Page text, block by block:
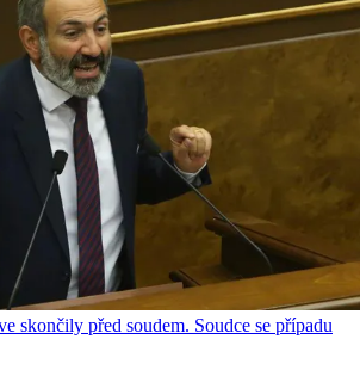
skončily před soudem. Soudce se případu